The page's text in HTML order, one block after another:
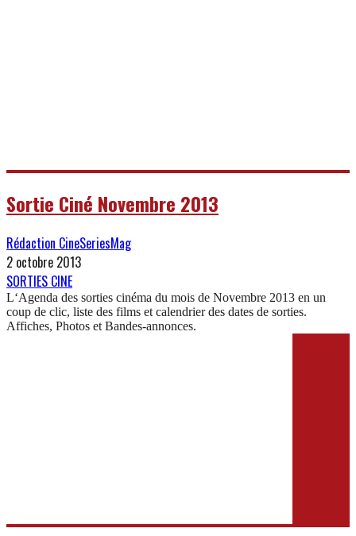
Sortie Ciné Novembre 2013
Rédaction CineSeriesMag
2 octobre 2013
SORTIES CINE
L‘Agenda des sorties cinéma du mois de Novembre 2013 en un
coup de clic, liste des films et calendrier des dates de sorties.
Affiches, Photos et Bandes-annonces.